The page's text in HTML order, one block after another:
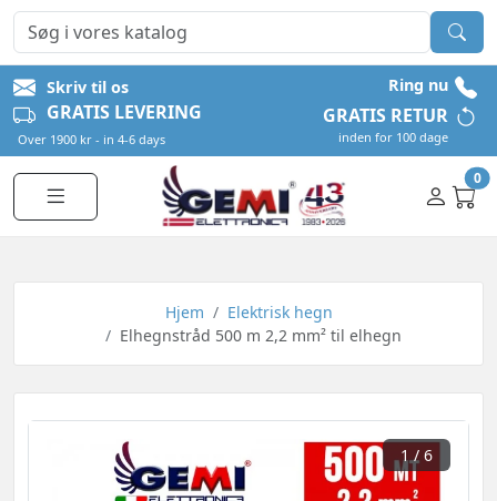
Skriv til os Ring nu
GRATIS LEVERING
Over 1900 kr - in 4-6 days
GRATIS RETUR
inden for 100 dage
0
Hjem
Elektrisk hegn
Elhegnstråd 500 m 2,2 mm² til elhegn
1/ 6